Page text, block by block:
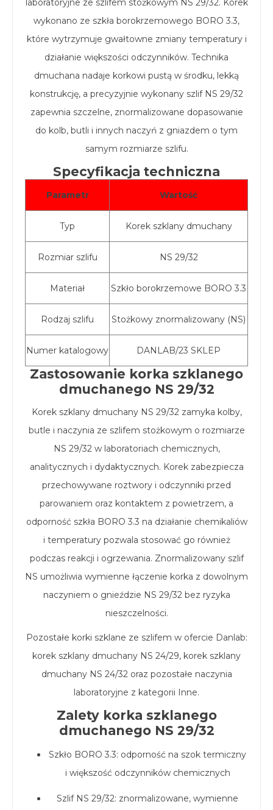
laboratoryjne ze szlifem stożkowym NS 29/32. Korek
wykonano ze szkła borokrzemowego BORO 3.3,
które wytrzymuje gwałtowne zmiany temperatury i
działanie większości odczynników. Technika
dmuchana nadaje korkowi pustą w środku, lekką
konstrukcję, a precyzyjnie wykonany szlif NS 29/32
zapewnia szczelne, znormalizowane dopasowanie
do kolb, butli i innych naczyń z gniazdem o tym
samym rozmiarze szlifu.
Specyfikacja techniczna
Parametr Wartość
Typ Korek szklany dmuchany
Rozmiar szlifu NS 29/32
Materiał Szkło borokrzemowe BORO 3.3
Rodzaj szlifu Stożkowy znormalizowany (NS)
Numer katalogowy DANLAB/23 SKLEP
Zastosowanie korka szklanego
dmuchanego NS 29/32
Korek szklany dmuchany NS 29/32 zamyka kolby,
butle i naczynia ze szlifem stożkowym o rozmiarze
NS 29/32 w laboratoriach chemicznych,
analitycznych i dydaktycznych. Korek zabezpiecza
przechowywane roztwory i odczynniki przed
parowaniem oraz kontaktem z powietrzem, a
odporność szkła BORO 3.3 na działanie chemikaliów
i temperatury pozwala stosować go również
podczas reakcji i ogrzewania. Znormalizowany szlif
NS umożliwia wymienne łączenie korka z dowolnym
naczyniem o gnieździe NS 29/32 bez ryzyka
nieszczelności.
Pozostałe korki szklane ze szlifem w ofercie Danlab:
korek szklany dmuchany NS 24/29, korek szklany
dmuchany NS 24/32 oraz pozostałe naczynia
laboratoryjne z kategorii Inne.
Zalety korka szklanego
dmuchanego NS 29/32
Szkło BORO 3.3: odporność na szok termiczny
i większość odczynników chemicznych
Szlif NS 29/32: znormalizowane, wymienne